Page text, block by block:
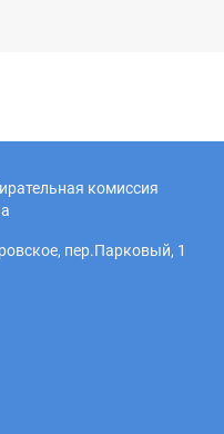
комиссия
пер.Парковый, 1